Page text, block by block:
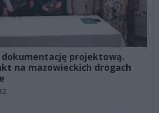
dokumentację projektową.
na mazowieckich drogach